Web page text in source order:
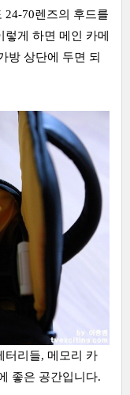
24-70렌즈의 후드를
게 하면 메인 카메
방 상단에 두면 되
터리들, 메모리 카
좋은 공간입니다.